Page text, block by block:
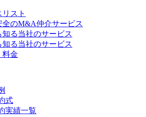
スト
全のM&A仲介サービス
知る当社のサービス
知る当社のサービス
料金
式
実績一覧